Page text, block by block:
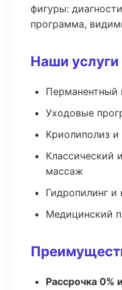
фигуры:
программа,
Наши услуги
Уходовые
Криолиполиз и
Классический
массаж
Гидропилинг и
Медицинский
Рассрочка 0%